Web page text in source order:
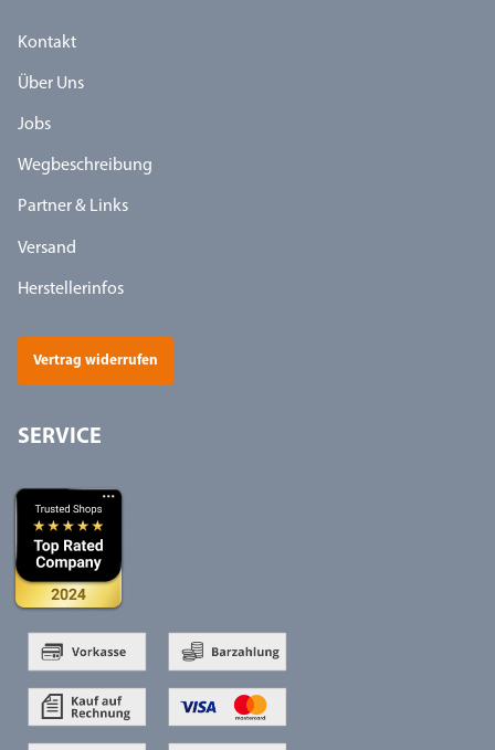
Kontakt
Über Uns
Jobs
Wegbeschreibung
Partner & Links
Versand
Herstellerinfos
Vertrag widerrufen
SERVICE